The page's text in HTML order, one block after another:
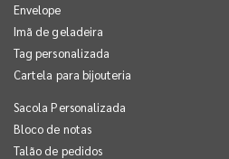
Envelope
Imã de geladeira
Tag personalizada
Cartela para bijouteria
Sacola Personalizada
Bloco de notas
Talão de pedidos